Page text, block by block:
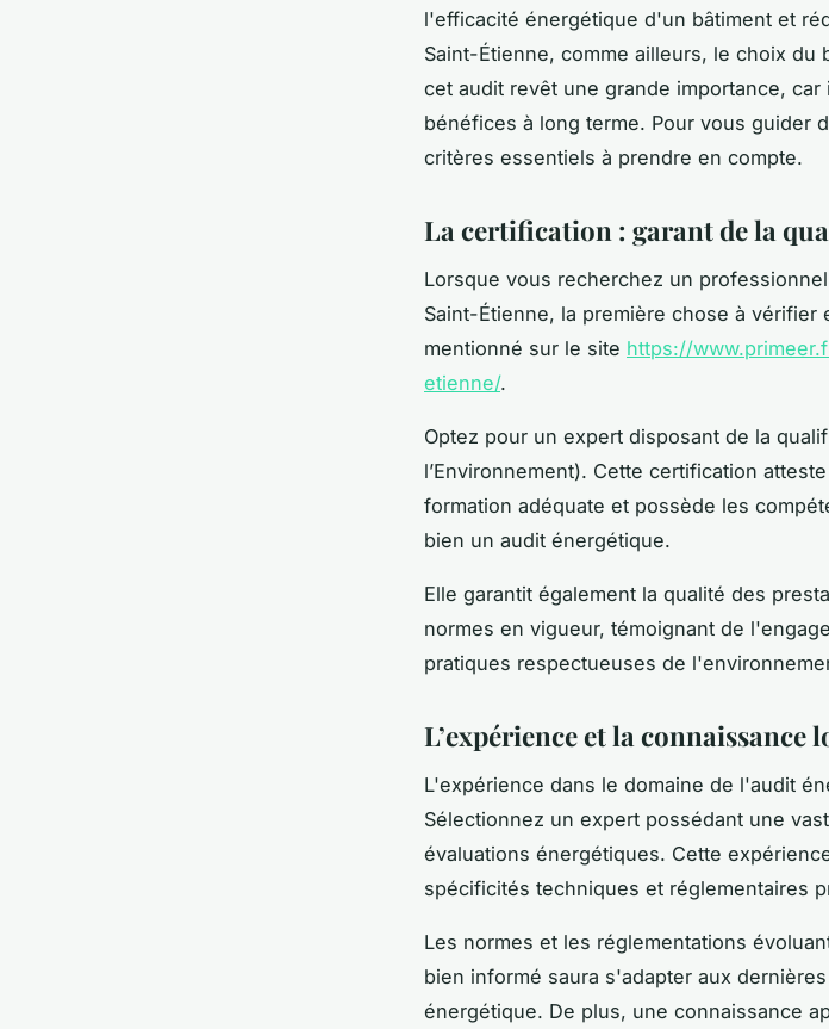
l'efficacité énergétique d'un bâtiment et
Saint-Étienne, comme ailleurs, le choix
cet audit revêt une grande importance,
bénéfices à long terme. Pour vous guider
critères essentiels à prendre en compte.
La certification : garant de la
Lorsque vous recherchez un
Saint-Étienne, la première chose à vérifier
mentionné sur le site https://
etienne/.
Optez pour un expert disposant de la
l’Environnement). Cette certification
formation adéquate et possède les
bien un audit énergétique.
Elle garantit également la qualité des
normes en vigueur, témoignant de
pratiques respectueuses de
L’expérience et la connaissance
L'expérience dans le domaine de l'audit
Sélectionnez un expert possédant une
évaluations énergétiques. Cette
spécificités techniques et réglementaires
Les normes et les réglementations
bien informé saura s'adapter aux
énergétique. De plus, une connaissance